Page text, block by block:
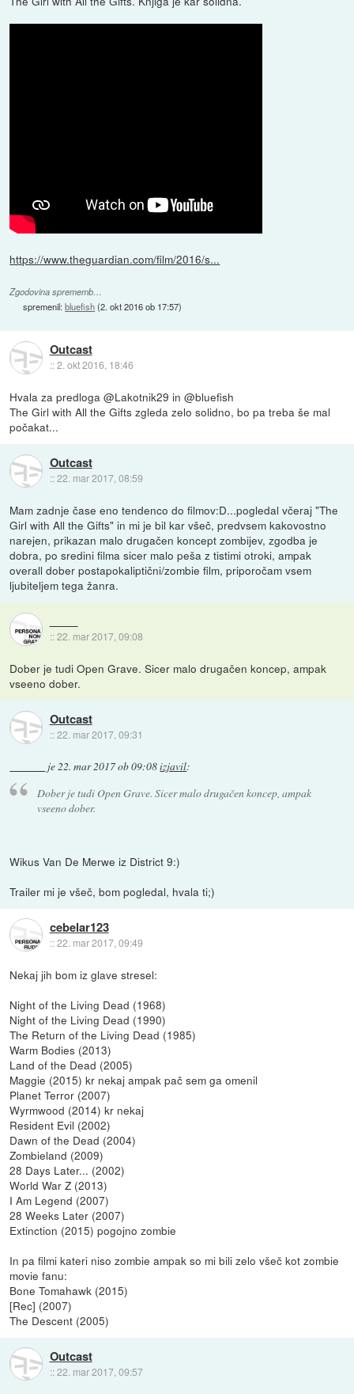
https://www.theguardian.com/film/2016/s...
Zgodovina sprememb…
spremenil:bluefish(2. okt 2016 ob 17:57)
Outcast
::2. okt 2016, 18:46
Hvala za predloga @Lakotnik29 in @bluefish
The Girl with All the Gifts zgleda zelo solidno, bo pa treba še mal
počakat...
Outcast
::22. mar 2017, 08:59
Mam zadnje čase eno tendenco do filmov:D...pogledal včeraj "The
Girl with All the Gifts" in mi je bil kar všeč, predvsem kakovostno
narejen, prikazan malo drugačen koncept zombijev, zgodba je
dobra, po sredini filma sicer malo peša z tistimi otroki, ampak
overall dober postapokaliptični/zombie film, priporočam vsem
ljubiteljem tega žanra.
::22. mar 2017, 09:08
Dober je tudi Open Grave. Sicer malo drugačen koncep, ampak
vseeno dober.
Outcast
::22. mar 2017, 09:31
je22. mar 2017 ob 09:08izjavil:
Dober je tudi Open Grave. Sicer malo drugačen koncep, ampak
vseeno dober.
Wikus Van De Merwe iz District 9:)
Trailer mi je všeč, bom pogledal, hvala ti;)
cebelar123
::22. mar 2017, 09:49
Nekaj jih bom iz glave stresel:
Night of the Living Dead (1968)
Night of the Living Dead (1990)
The Return of the Living Dead (1985)
Warm Bodies (2013)
Land of the Dead (2005)
Maggie (2015) kr nekaj ampak pač sem ga omenil
Planet Terror (2007)
Wyrmwood (2014) kr nekaj
Resident Evil (2002)
Dawn of the Dead (2004)
Zombieland (2009)
28 Days Later... (2002)
World War Z (2013)
I Am Legend (2007)
28 Weeks Later (2007)
Extinction (2015) pogojno zombie
In pa filmi kateri niso zombie ampak so mi bili zelo všeč kot zombie
movie fanu:
Bone Tomahawk (2015)
[Rec] (2007)
The Descent (2005)
Outcast
::22. mar 2017, 09:57